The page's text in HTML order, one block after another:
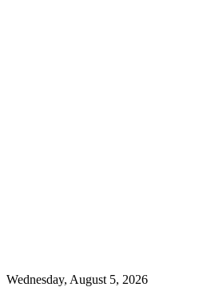
Wednesday, August 5, 2026